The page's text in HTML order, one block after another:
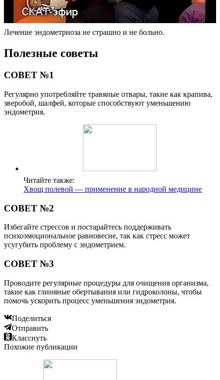
Лечение эндометриоза не страшно и не больно.
Полезные советы
СОВЕТ №1
Регулярно употребляйте травяные отвары, такие как крапива,
зверобой, шалфей, которые способствуют уменьшению
эндометрия.
Читайте также:
Хвощ полевой — применение в народной медицине
СОВЕТ №2
Избегайте стрессов и постарайтесь поддерживать
психоэмоциональное равновесие, так как стресс может
усугубить проблему с эндометрием.
СОВЕТ №3
Проводите регулярные процедуры для очищения организма,
такие как глиняные обертывания или гидроколоны, чтобы
помочь ускорить процесс уменьшения эндометрия.
Поделиться
Отправить
Класснуть
Похожие публикации